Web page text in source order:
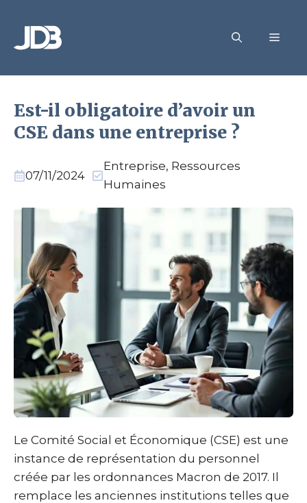
contenu
Est-il obligatoire d’avoir un
CSE dans une entreprise ?
07/11/2024
Entreprise, Ressources
Humaines
Le Comité Social et Économique (CSE) est une
instance de représentation du personnel
créée par les ordonnances Macron de 2017. Il
remplace les anciennes institutions telles que